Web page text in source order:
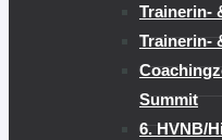
Trainerin-
Trainerin-
Summit
6. HVNB/